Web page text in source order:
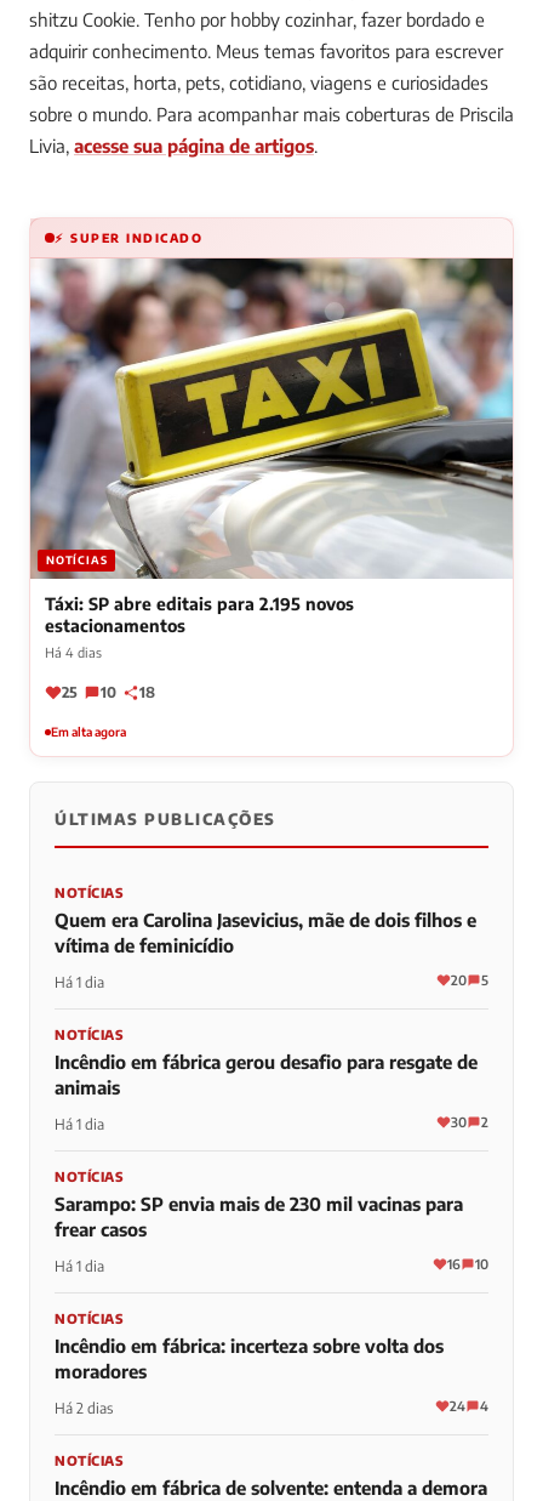
shitzu Cookie. Tenho por hobby cozinhar, fazer bordado e
adquirir conhecimento. Meus temas favoritos para escrever
são receitas, horta, pets, cotidiano, viagens e curiosidades
sobre o mundo. Para acompanhar mais coberturas de Priscila
Livia, acesse sua página de artigos.
⚡ SUPER INDICADO
NOTÍCIAS
Táxi: SP abre editais para 2.195 novos
estacionamentos
Há 4 dias
25 10 18
Em alta agora
ÚLTIMAS PUBLICAÇÕES
NOTÍCIAS
Quem era Carolina Jasevicius, mãe de dois filhos e
vítima de feminicídio
Há 1 dia 20 5
NOTÍCIAS
Incêndio em fábrica gerou desafio para resgate de
animais
Há 1 dia 30 2
NOTÍCIAS
Sarampo: SP envia mais de 230 mil vacinas para
frear casos
Há 1 dia 16 10
NOTÍCIAS
Incêndio em fábrica: incerteza sobre volta dos
moradores
Há 2 dias 24 4
NOTÍCIAS
Incêndio em fábrica de solvente: entenda a demora